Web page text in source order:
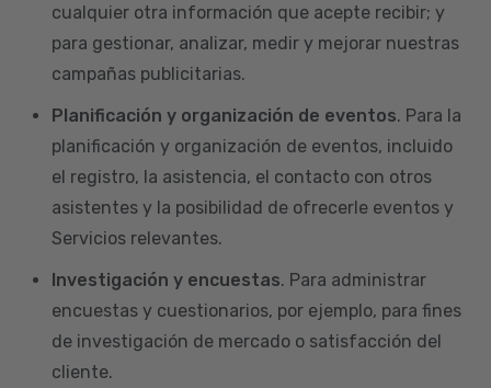
cualquier otra información que acepte recibir; y
para gestionar, analizar, medir y mejorar nuestras
campañas publicitarias.
Planificación y organización de eventos. Para la
planificación y organización de eventos, incluido
el registro, la asistencia, el contacto con otros
asistentes y la posibilidad de ofrecerle eventos y
Servicios relevantes.
Investigación y encuestas. Para administrar
encuestas y cuestionarios, por ejemplo, para fines
de investigación de mercado o satisfacción del
cliente.